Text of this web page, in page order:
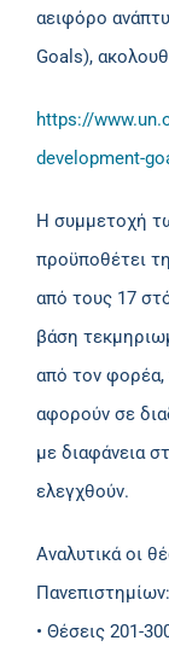
αειφόρο
Goals),
https://
development-
Η συμμετοχή
προϋποθέτει
από τους 17
βάση
από τον φορέα,
αφορούν σε
με διαφάνεια
ελεγχθούν.
Αναλυτικά οι
Πανεπιστημίων:
• Θέσεις 201-